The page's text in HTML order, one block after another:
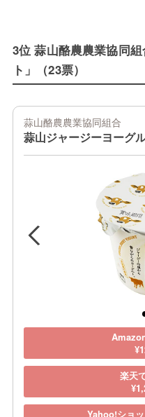
3位 蒜山酪農農業協同
ト」（23票）
蒜山酪農農業協同組合
蒜山ジャージーヨーグ
楽天
Yahoo!ショ